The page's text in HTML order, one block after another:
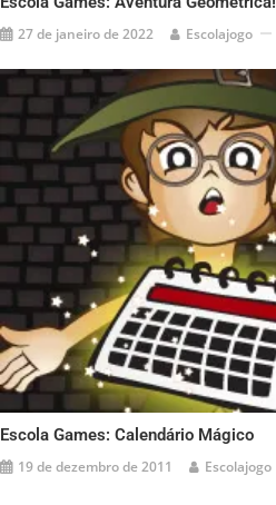
27 de janeiro de 2022 Escolajogo
Escola Games: Calendário Mágico
19 de dezembro de 2011 Escolajogo